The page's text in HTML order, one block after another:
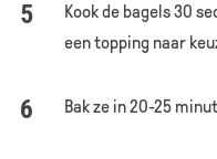
Kook de bagels 30
een topping naar
Bak ze in 20-25